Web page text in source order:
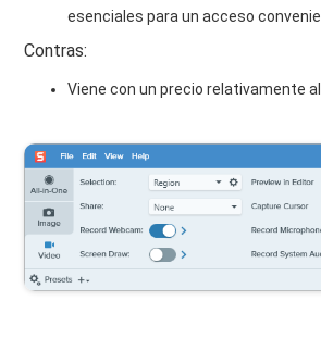
esenciales para un acceso
Contras:
Viene con un precio relativamente